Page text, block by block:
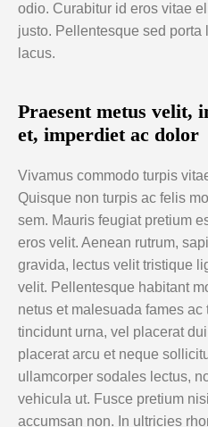
odio. Curabitur id eros vitae
justo. Pellentesque sed
lacus.
Praesent metus velit,
et, imperdiet ac dolor
Vivamus commodo turpis
Quisque non turpis ac felis
sem. Mauris feugiat pretium
eros velit. Aenean rutrum,
gravida, lectus velit tristique
velit. Pellentesque habitant
netus et malesuada fames
tincidunt urna, vel placerat
placerat arcu et neque
ullamcorper sodales lectus,
vehicula ut. Fusce pretium
accumsan non. In ultricies